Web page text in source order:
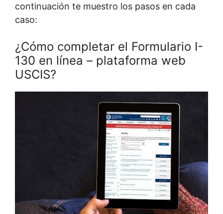
continuación te muestro los pasos en cada
caso:
¿Cómo completar el Formulario I-
130 en línea – plataforma web
USCIS?